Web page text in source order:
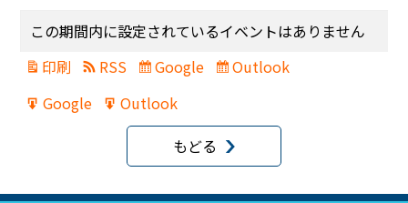
この期間内に設定されているイベントはありません
印刷 表 RSS
Subscribe
Google
Subscribe
Outlook
Export
Google
Export
for
Outlook
もどる